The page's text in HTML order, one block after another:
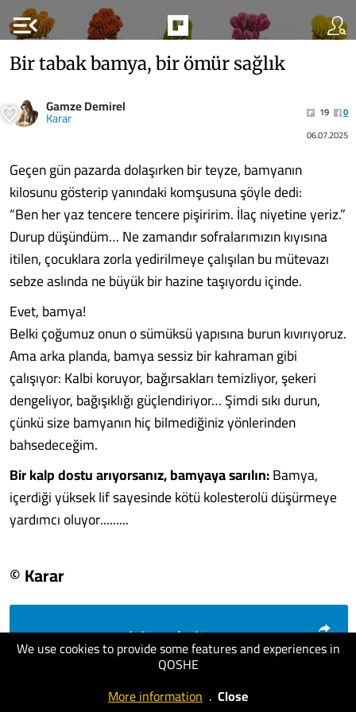
menu_open
We use cookies to provide some features and experiences in
QOSHE
More information . Close
Bir tabak bamya, bir ömür sağlık
Gamze Demirel
Karar 19
0
06.07.2025
Geçen gün pazarda dolaşırken bir teyze, bamyanın
kilosunu gösterip yanındaki komşusuna şöyle dedi:
“Ben her yaz tencere tencere pişiririm. İlaç niyetine yeriz.”
Durup düşündüm… Ne zamandır sofralarımızın kıyısına
itilen, çocuklara zorla yedirilmeye çalışılan bu mütevazı
sebze aslında ne büyük bir hazine taşıyordu içinde.
Evet, bamya!
Belki çoğumuz onun o sümüksü yapısına burun kıvırıyoruz.
Ama arka planda, bamya sessiz bir kahraman gibi
çalışıyor: Kalbi koruyor, bağırsakları temizliyor, şekeri
dengeliyor, bağışıklığı güçlendiriyor… Şimdi sıkı durun,
çünkü size bamyanın hiç bilmediğiniz yönlerinden
bahsedeceğim.
Bir kalp dostu arıyorsanız, bamyaya sarılın:Bamya,
içerdiği yüksek lif sayesinde kötü kolesterolü düşürmeye
yardımcı oluyor.........
© Karar
visit website